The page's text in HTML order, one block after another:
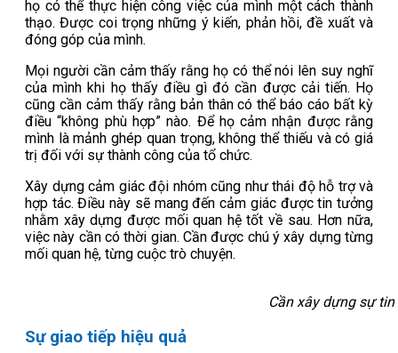
họ có thể thực hiện công việc của mình một cách thành
thạo. Được coi trọng những ý kiến, phản hồi, đề xuất và
đóng góp của mình.
Mọi người cần cảm thấy rằng họ có thể nói lên suy nghĩ
của mình khi họ thấy điều gì đó cần được cải tiến. Họ
cũng cần cảm thấy rằng bản thân có thể báo cáo bất kỳ
điều “không phù hợp” nào. Để họ cảm nhận được rằng
mình là mảnh ghép quan trọng, không thể thiếu và có giá
trị đối với sự thành công của tổ chức.
Xây dựng cảm giác đội nhóm cũng như thái độ hỗ trợ và
hợp tác. Điều này sẽ mang đến cảm giác được tin tưởng
nhằm xây dựng được mối quan hệ tốt về sau. Hơn nữa,
việc này cần có thời gian. Cần được chú ý xây dựng từng
mối quan hệ, từng cuộc trò chuyện.
Cần xây dựng sự
Sự giao tiếp hiệu quả